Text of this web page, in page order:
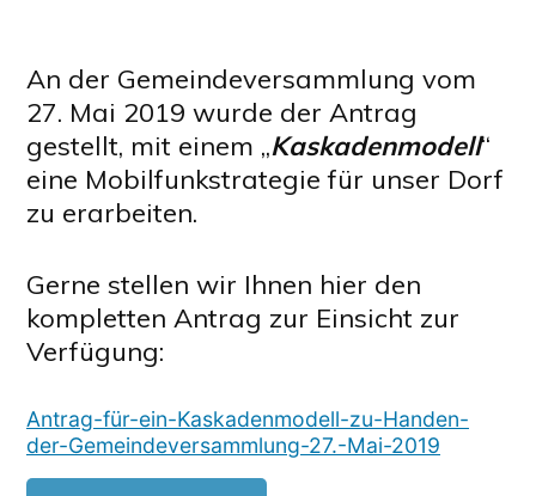
An der Gemeindeversammlung vom
27. Mai 2019 wurde der Antrag
gestellt, mit einem „Kaskadenmodell“
eine Mobilfunkstrategie für unser Dorf
zu erarbeiten.
Gerne stellen wir Ihnen hier den
kompletten Antrag zur Einsicht zur
Verfügung:
Antrag-für-ein-Kaskadenmodell-zu-Handen-
der-Gemeindeversammlung-27.-Mai-2019